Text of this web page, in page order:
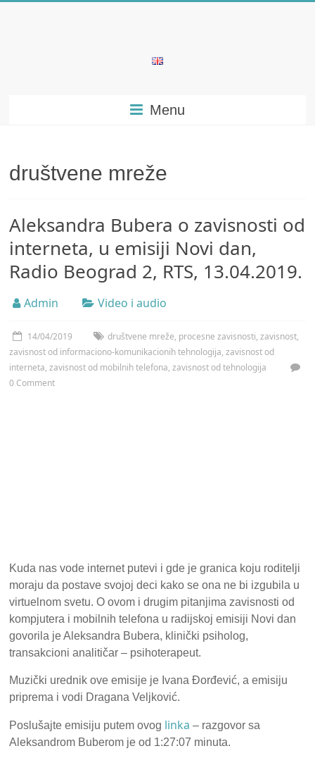
psihijatrije
Menu
društvene mreže
Aleksandra Bubera o zavisnosti od
interneta, u emisiji Novi dan,
Radio Beograd 2, RTS, 13.04.2019.
Admin Video i audio
14/04/2019 društvene mreže, procesne zavisnosti,zavisnost,
zavisnost od informaciono-komunikacionih tehnologija,zavisnost od
interneta,zavisnost od mobilnih telefona,zavisnost od tehnologija
0 Comment
Kuda nas vode internet putevi i gde je granica koju roditelji
moraju da postave svojoj deci kako se ona ne bi izgubila u
virtuelnom svetu. O ovom i drugim pitanjima zavisnosti od
kompjutera i mobilnih telefona u radijskoj emisiji Novi dan
govorila je Aleksandra Bubera, klinički psiholog,
transakcioni analitičar – psihoterapeut.
Muzički urednik ove emisije je Ivana Đorđević, a emisiju
priprema i vodi Dragana Veljković.
Poslušajte emisiju putem ovog linka – razgovor sa
Aleksandrom Buberom je od 1:27:07 minuta.